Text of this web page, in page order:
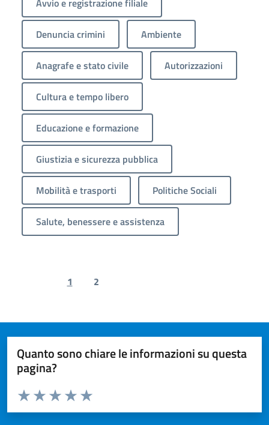
Denuncia crimini Ambiente
Anagrafe e stato civile Autorizzazioni
Cultura e tempo libero
Educazione e formazione
Giustizia e sicurezza pubblica
Mobilità e trasporti Politiche Sociali
Salute, benessere e assistenza
Previous page
1 2
Quanto sono chiare le informazioni su questa
pagina?
Valuta da 1 a 5 stelle la pagina
Valuta 5 stelle su 5
Valuta 4 stelle su 5
Valuta 3 stelle su 5
Valuta 2 stelle su 5
Valuta 1 stelle su 5